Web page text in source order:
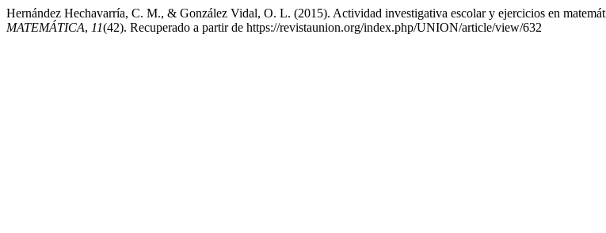
Hernández Hechavarría, C. M., & González Vidal, O. L. (2015). Actividad investigativa escolar y ejercicios en
MATEMÁTICA, 11(42). Recuperado a partir de https://revistaunion.org/index.php/UNION/article/view/632